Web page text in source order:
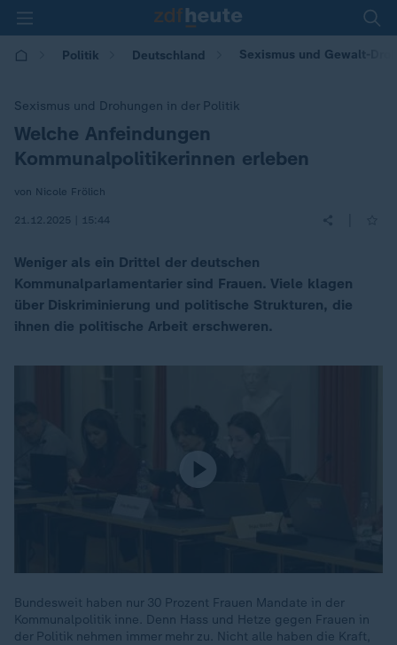
Politik Deutschland Sexismus und Gewalt-
Sexismus und Drohungen in der Politik
:
Welche Anfeindungen
Kommunalpolitikerinnen erleben
von Nicole Frölich
21.12.2025 | 15:44
Weniger als ein Drittel der deutschen
Kommunalparlamentarier sind Frauen. Viele klagen
über Diskriminierung und politische Strukturen, die
ihnen die politische Arbeit erschweren.
Bundesweit haben nur 30 Prozent Frauen Mandate in der
Kommunalpolitik inne. Denn Hass und Hetze gegen Frauen in
der Politik nehmen immer mehr zu. Nicht alle haben die Kraft,